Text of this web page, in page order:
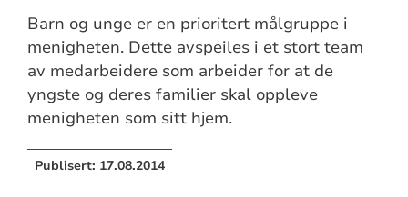
Barn og unge er en prioritert målgruppe i
menigheten. Dette avspeiles i et stort team
av medarbeidere som arbeider for at de
yngste og deres familier skal oppleve
menigheten som sitt hjem.
Publisert: 17.08.2014